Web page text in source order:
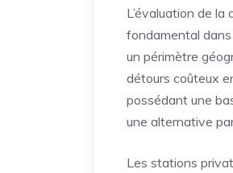
L’évaluation de
fondamental
un périmètre
détours coûteux
possédant une
une alternative
Les stations